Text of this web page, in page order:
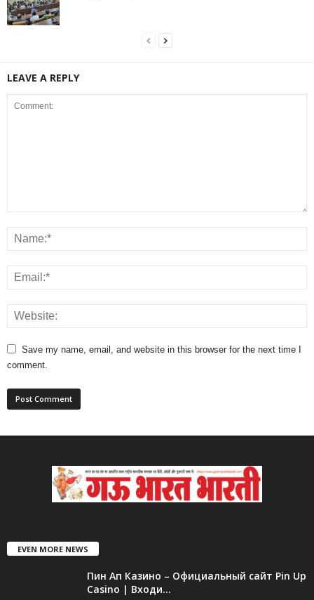
LEAVE A REPLY
Save my name, email, and website in this browser for the next time I
comment.
EVEN MORE NEWS
Пин Ап Казино – Официальный сайт Pin Up
Casino | Входи...